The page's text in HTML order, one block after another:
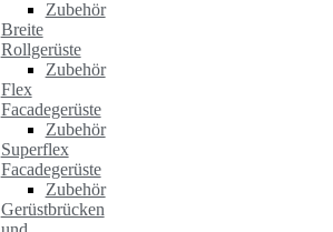
Zubehör
Breite
Rollgerüste
Zubehör
Flex
Facadegerüste
Zubehör
Superflex
Facadegerüste
Zubehör
Gerüstbrücken